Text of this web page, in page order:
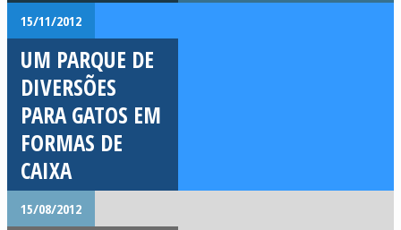
15/11/2012
UM PARQUE DE
DIVERSÕES
PARA GATOS EM
FORMAS DE
CAIXA
15/08/2012